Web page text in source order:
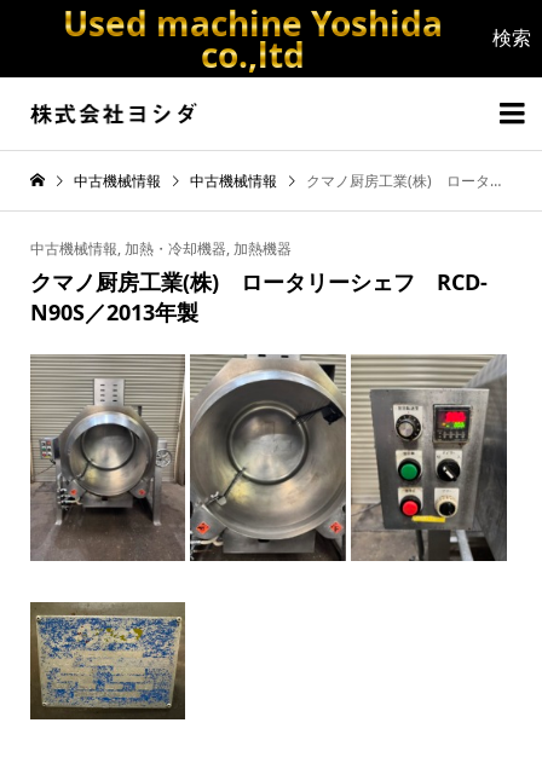
Used machine Yoshida
co.,ltd


中古機械情報 中古機械情報 クマノ厨房工業(株) ロータリーシェフ RCD-N90S／2013年製
中古機械情報, 加熱・冷却機器, 加熱機器
クマノ厨房工業(株) ロータリーシェフ RCD-
N90S／2013年製